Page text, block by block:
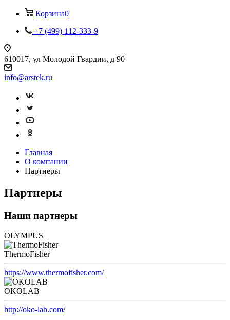
Корзина0
+7 (499) 112-333-9
610017, ул Молодой Гвардии, д 90
info@arstek.ru
Главная
О компании
Партнеры
Партнеры
Наши партнеры
OLYMPUS
ThermoFisher
https://www.thermofisher.com/
OKOLAB
http://oko-lab.com/